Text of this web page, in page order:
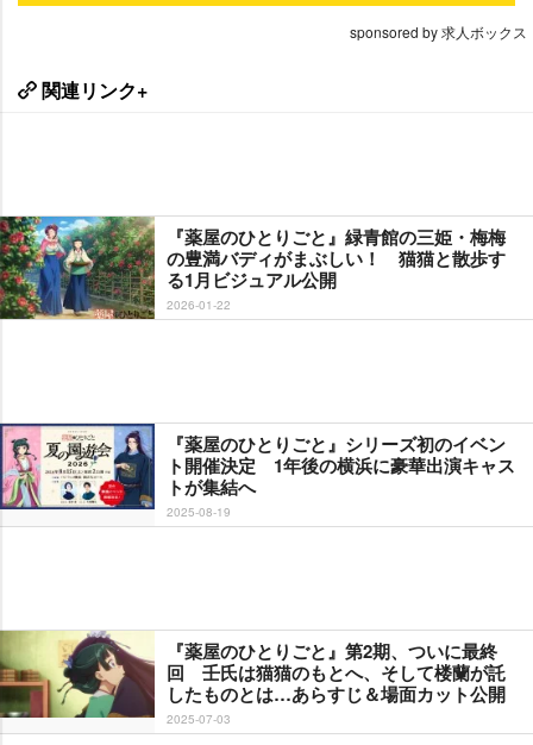
sponsored by 求人ボックス
関連リンク+
『薬屋のひとりごと』緑青館の三姫・梅梅
の豊満バディがまぶしい！ 猫猫と散歩す
る1月ビジュアル公開
2026-01-22
『薬屋のひとりごと』シリーズ初のイベン
ト開催決定 1年後の横浜に豪華出演キャス
トが集結へ
2025-08-19
『薬屋のひとりごと』第2期、ついに最終
回 壬氏は猫猫のもとへ、そして楼蘭が託
したものとは…あらすじ＆場面カット公開
2025-07-03